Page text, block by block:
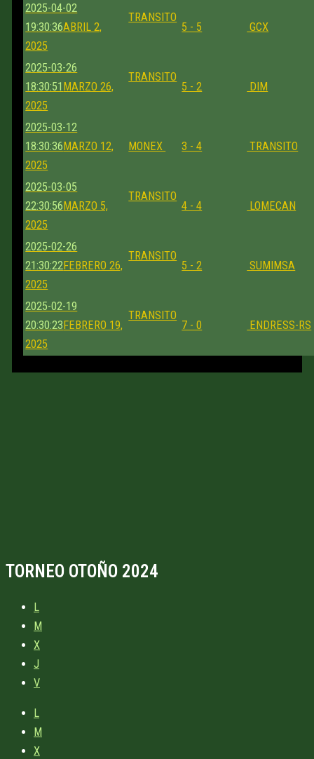
2025-04-02
19:30:36ABRIL 2,
2025
TRANSITO
5 - 5 GCX
2025-03-26
18:30:51 MARZO 26,
2025
TRANSITO
5 - 2 DIM
2025-03-12
18:30:36MARZO 12,
2025
MONEX 3 - 4 TRANSITO
2025-03-05
22:30:56MARZO 5,
2025
TRANSITO
4 - 4 LOMECAN
2025-02-26
21:30:22FEBRERO 26,
2025
TRANSITO
5 - 2 SUMIMSA
2025-02-19
20:30:23FEBRERO 19,
2025
TRANSITO
7 - 0 ENDRESS-RS
TORNEO OTOÑO 2024
L
M
X
J
V
L
M
X